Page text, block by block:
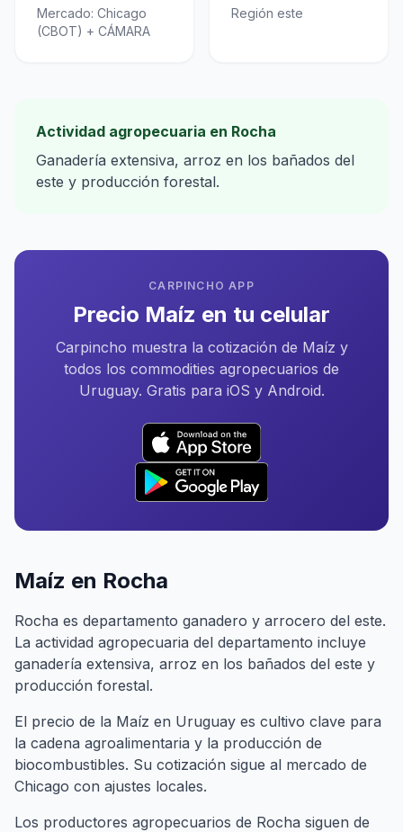
Mercado: Chicago
(CBOT) + CÁMARA
Región este
Actividad agropecuaria en Rocha
Ganadería extensiva, arroz en los bañados del
este y producción forestal.
CARPINCHO APP
Precio Maíz en tu celular
Carpincho muestra la cotización de Maíz y
todos los commodities agropecuarios de
Uruguay. Gratis para iOS y Android.
Maíz en Rocha
Rocha es departamento ganadero y arrocero del este.
La actividad agropecuaria del departamento incluye
ganadería extensiva, arroz en los bañados del este y
producción forestal.
El precio de la Maíz en Uruguay es cultivo clave para
la cadena agroalimentaria y la producción de
biocombustibles. Su cotización sigue al mercado de
Chicago con ajustes locales.
Los productores agropecuarios de Rocha siguen de